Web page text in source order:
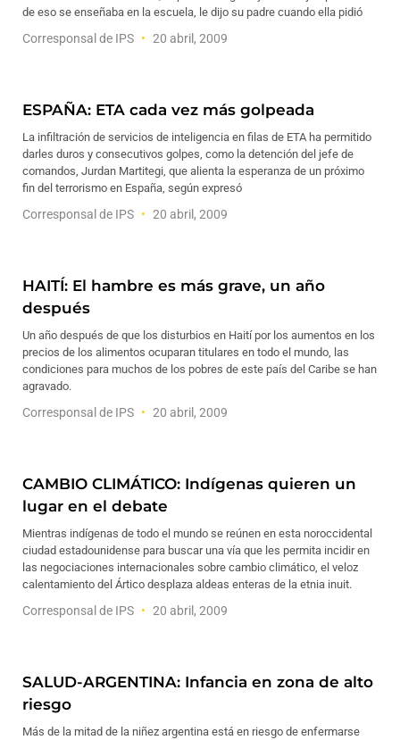
de eso se enseñaba en la escuela, le dijo su padre cuando ella pidió
Corresponsal de IPS 20 abril, 2009
ESPAÑA: ETA cada vez más golpeada
La infiltración de servicios de inteligencia en filas de ETA ha permitido
darles duros y consecutivos golpes, como la detención del jefe de
comandos, Jurdan Martitegi, que alienta la esperanza de un próximo
fin del terrorismo en España, según expresó
Corresponsal de IPS 20 abril, 2009
HAITÍ: El hambre es más grave, un año
después
Un año después de que los disturbios en Haití por los aumentos en los
precios de los alimentos ocuparan titulares en todo el mundo, las
condiciones para muchos de los pobres de este país del Caribe se han
agravado.
Corresponsal de IPS 20 abril, 2009
CAMBIO CLIMÁTICO: Indígenas quieren un
lugar en el debate
Mientras indígenas de todo el mundo se reúnen en esta noroccidental
ciudad estadounidense para buscar una vía que les permita incidir en
las negociaciones internacionales sobre cambio climático, el veloz
calentamiento del Ártico desplaza aldeas enteras de la etnia inuit.
Corresponsal de IPS 20 abril, 2009
SALUD-ARGENTINA: Infancia en zona de alto
riesgo
Más de la mitad de la niñez argentina está en riesgo de enfermarse